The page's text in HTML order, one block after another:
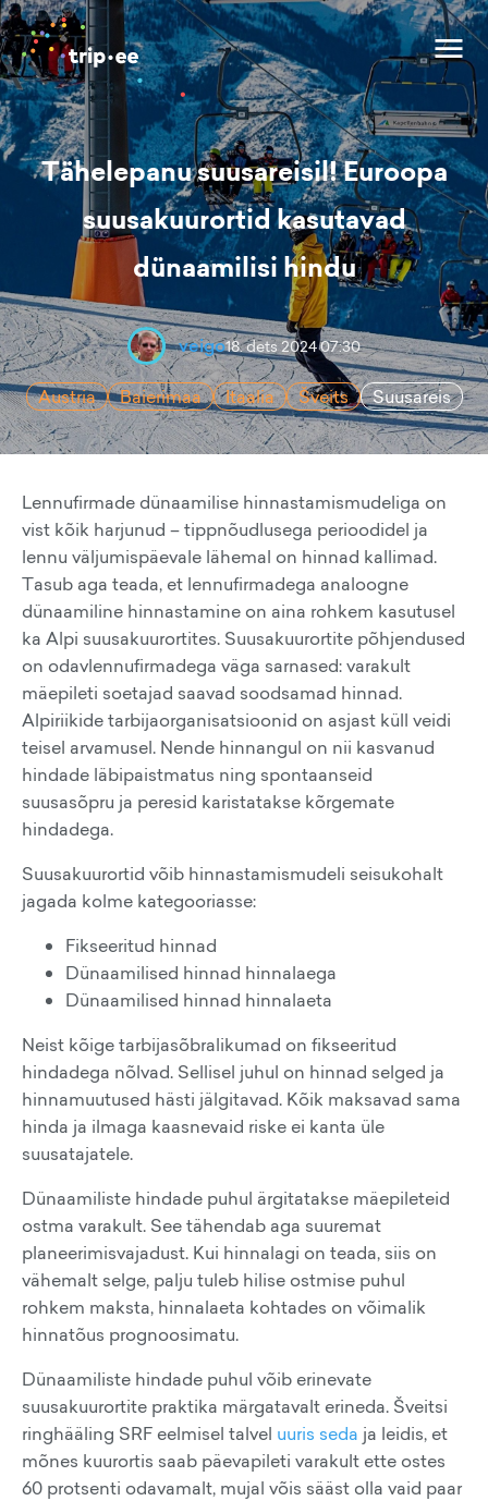
Tähelepanu suusareisil! Euroopa
suusakuurortid kasutavad
dünaamilisi hindu
veigo18. dets 2024 07:30
Austria Baierimaa Itaalia Šveits Suusareis
Lennufirmade dünaamilise hinnastamismudeliga on
vist kõik harjunud – tippnõudlusega perioodidel ja
lennu väljumispäevale lähemal on hinnad kallimad.
Tasub aga teada, et lennufirmadega analoogne
dünaamiline hinnastamine on aina rohkem kasutusel
ka Alpi suusakuurortites. Suusakuurortite põhjendused
on odavlennufirmadega väga sarnased: varakult
mäepileti soetajad saavad soodsamad hinnad.
Alpiriikide tarbijaorganisatsioonid on asjast küll veidi
teisel arvamusel. Nende hinnangul on nii kasvanud
hindade läbipaistmatus ning spontaanseid
suusasõpru ja peresid karistatakse kõrgemate
hindadega.
Suusakuurortid võib hinnastamismudeli seisukohalt
jagada kolme kategooriasse:
Fikseeritud hinnad
Dünaamilised hinnad hinnalaega
Dünaamilised hinnad hinnalaeta
Neist kõige tarbijasõbralikumad on fikseeritud
hindadega nõlvad. Sellisel juhul on hinnad selged ja
hinnamuutused hästi jälgitavad. Kõik maksavad sama
hinda ja ilmaga kaasnevaid riske ei kanta üle
suusatajatele.
Dünaamiliste hindade puhul ärgitatakse mäepileteid
ostma varakult. See tähendab aga suuremat
planeerimisvajadust. Kui hinnalagi on teada, siis on
vähemalt selge, palju tuleb hilise ostmise puhul
rohkem maksta, hinnalaeta kohtades on võimalik
hinnatõus prognoosimatu.
Dünaamiliste hindade puhul võib erinevate
suusakuurortite praktika märgatavalt erineda. Šveitsi
ringhääling SRF eelmisel talvel uuris seda ja leidis, et
mõnes kuurortis saab päevapileti varakult ette ostes
60 protsenti odavamalt, mujal võis sääst olla vaid paar